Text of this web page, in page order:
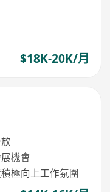
$18K-20K/月
機會
極向上工作氛圍